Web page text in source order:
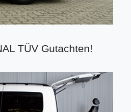
TÜV Gutachten!